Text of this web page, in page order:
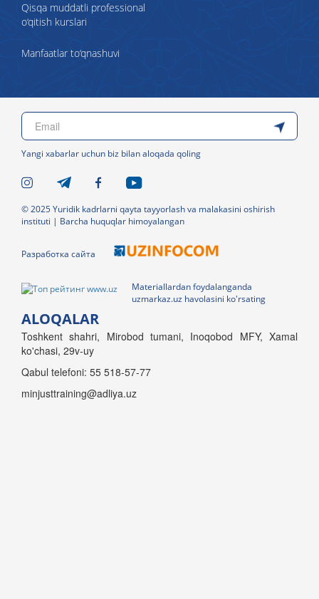
Qisqa muddatli professional
o‘qitish kurslari
Manfaatlar to‘qnashuvi
Yangi xabarlar uchun biz bilan aloqada qoling
© 2025 Yuridik kadrlarni qayta tayyorlash va malakasini oshirish
instituti | Barcha huquqlar himoyalangan
Разработка сайта
Materiallardan foydalanganda
uzmarkaz.uz havolasini ko'rsating
ALOQALAR
Toshkent shahri, Mirobod tumani, Inoqobod MFY, Xamal
ko'chasi, 29v-uy
Qabul telefoni: 55 518-57-77
minjusttraining@adliya.uz